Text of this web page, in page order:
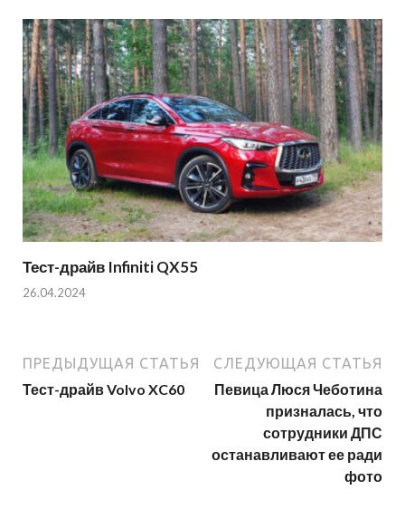
Тест-драйв Infiniti QX55
26.04.2024
ПРЕДЫДУЩАЯ СТАТЬЯ
Тест-драйв Volvo XC60
СЛЕДУЮЩАЯ СТАТЬЯ
Певица Люся Чеботина
призналась, что
сотрудники ДПС
останавливают ее ради
фото